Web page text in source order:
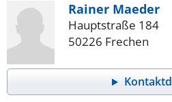
Rainer Maeder
Hauptstraße 184
50226 Frechen